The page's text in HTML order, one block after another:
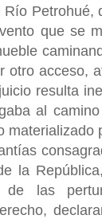
que se
otro acceso,
resulta
al
materializado
la
las